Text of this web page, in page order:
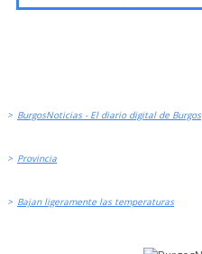
> BurgosNoticias - El diario digital de Burgos
> Provincia
> Bajan ligeramente las temperaturas